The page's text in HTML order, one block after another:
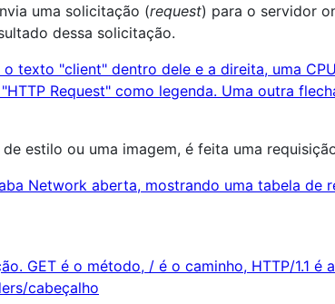
uma solicitação (request) para o servidor
dessa solicitação.
estilo ou uma imagem, é feita uma